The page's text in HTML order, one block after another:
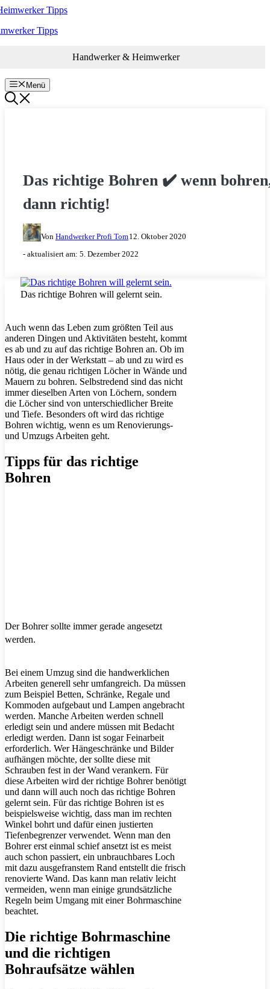
Zum
springenTipps
Handwerker & Heimwerker
Menü
Das richtige Bohren ✔️ wenn
dann richtig!
Von Handwerker Profi Tom12. Oktober 2020
- aktualisiert am: 5. Dezember 2022
Das richtige Bohren will gelernt sein.
Auch wenn das Leben zum größten Teil aus
anderen Dingen und Aktivitäten besteht, kommt
es ab und zu auf das richtige Bohren an. Ob im
Haus oder in der Werkstatt – ab und zu wird es
nötig, die genau richtigen Löcher in Wände und
Mauern zu bohren. Selbstredend sind das nicht
immer dieselben Arten von Löchern, sondern
die Löcher sind von unterschiedlicher Breite
und Tiefe. Besonders oft wird das richtige
Bohren wichtig, wenn es um Renovierungs-
und Umzugs Arbeiten geht.
Tipps für das richtige
Bohren
Der Bohrer sollte immer gerade angesetzt
werden.
Bei einem Umzug sind die handwerklichen
Arbeiten generell sehr umfangreich. Da müssen
zum Beispiel Betten, Schränke, Regale und
Kommoden aufgebaut und Lampen angebracht
werden. Manche Arbeiten werden schnell
erledigt sein und andere müssen mit Bedacht
erledigt werden. Dann ist sogar Feinarbeit
erforderlich. Wer Hängeschränke und Bilder
aufhängen möchte, der sollte diese mit
Schrauben fest in der Wand verankern. Für
diese Arbeiten wird der richtige Bohrer benötigt
und dann will auch noch das richtige Bohren
gelernt sein. Für das richtige Bohren ist es
beispielsweise wichtig, dass man im rechten
Winkel bohrt und dafür einen justierten
Tiefenbegrenzer verwendet. Wenn man den
Bohrer erst einmal schief ansetzt ist es meist
auch schon passiert, ein unbrauchbares Loch
mit dazu ausgefranstem Rand entstellt die frisch
renovierte Wand. Das kann man relativ leicht
vermeiden, wenn man einige grundsätzliche
Regeln beim Umgang mit einer Bohrmaschine
beachtet.
Die richtige Bohrmaschine
und die richtigen
Bohraufsätze wählen